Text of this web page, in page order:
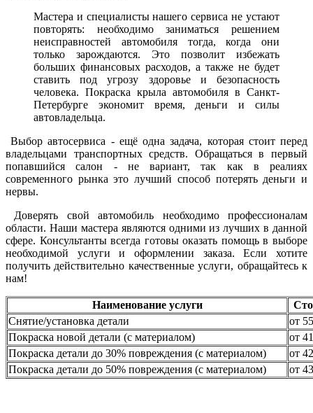
Мастера и специалисты нашего сервиса не устают
повторять: необходимо заниматься решением
неисправностей автомобиля тогда, когда они
только зарождаются. Это позволит избежать
больших финансовых расходов, а также не будет
ставить под угрозу здоровье и безопасность
человека. Покраска крыла автомобиля в Санкт-
Петербурге экономит время, деньги и силы
автовладельца.
Выбор автосервиса - ещё одна задача, которая стоит перед
владельцами транспортных средств. Обращаться в первый
попавшийся салон - не вариант, так как в реалиях
современного рынка это лучший способ потерять деньги и
нервы.
Доверять свой автомобиль необходимо профессионалам
области. Наши мастера являются одними из лучших в данной
сфере. Консультанты всегда готовы оказать помощь в выборе
необходимой услуги и оформлении заказа. Если хотите
получить действительно качественные услуги, обращайтесь к
нам!
Наименование услуги
Снятие/установка детали
от
Покраска новой детали (с материалом)
от
Покраска детали до 30% повреждения (с материалом)
от
Покраска детали до 50% повреждения (с материалом)
от